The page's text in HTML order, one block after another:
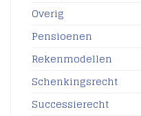
Overig
Pensioenen
Rekenmodellen
Schenkingsrecht
Successierecht